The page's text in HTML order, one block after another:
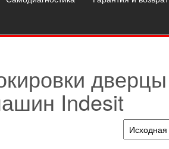
дверцы
Indesit